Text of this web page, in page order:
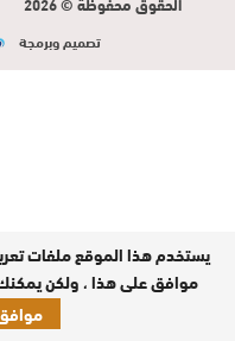
تصميم وبرمجة
يستخدم هذا الموقع ملفات
موافق على هذا ، ولكن